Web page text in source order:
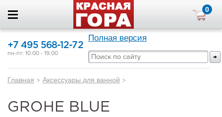
0
+7 495 568-12-72
пн-пт: 10.00 - 19.00
Полная версия
Главная > Аксессуары для ванной >
GROHE BLUE